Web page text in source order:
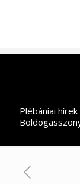
Plébániai